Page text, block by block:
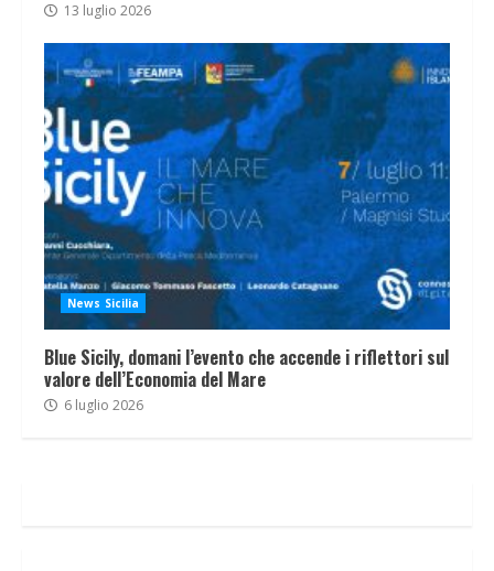
13 luglio 2026
News Sicilia
Blue Sicily, domani l’evento che accende i riflettori sul
valore dell’Economia del Mare
6 luglio 2026